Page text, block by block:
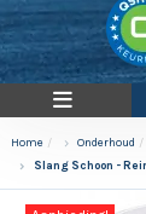
Home
Onderhoud
Slang Schoon -